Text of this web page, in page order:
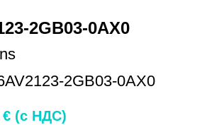
2GB03-0AX0
2GB03-0AX0
€ (c НДС)